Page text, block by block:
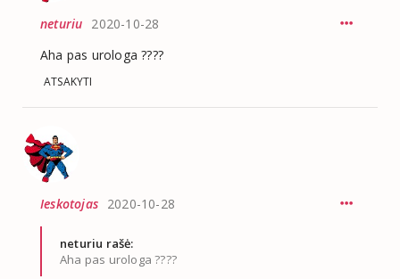
neturiu 2020-10-28
Aha pas urologa ????
ATSAKYTI
Ieskotojas 2020-10-28
neturiu rašė:
Aha pas urologa ????